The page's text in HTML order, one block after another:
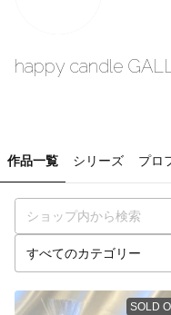
happy candle
作品一覧 シリーズ プロ
SOLD